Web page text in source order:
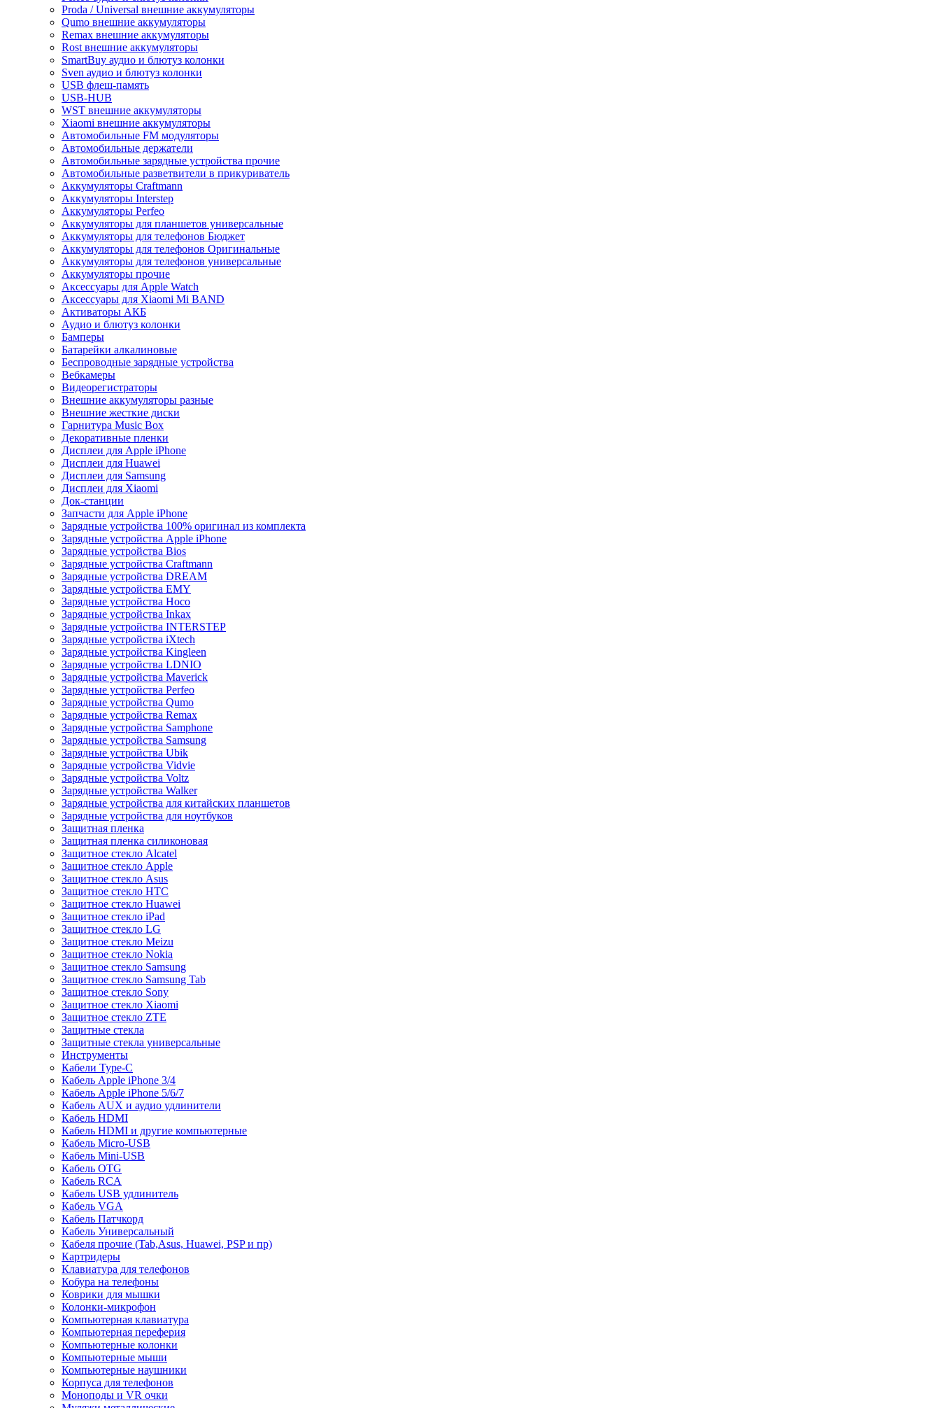
Proda / Universal внешние аккумуляторы
Qumo внешние аккумуляторы
Remax внешние аккумуляторы
Rost внешние аккумуляторы
SmartBuy аудио и блютуз колонки
Sven аудио и блютуз колонки
USB флеш-память
USB-HUB
WST внешние аккумуляторы
Xiaomi внешние аккумуляторы
Автомобильные FM модуляторы
Автомобильные держатели
Автомобильные зарядные устройства прочие
Автомобильные разветвители в прикуриватель
Аккумуляторы Craftmann
Аккумуляторы Interstep
Аккумуляторы Perfeo
Аккумуляторы для планшетов универсальные
Аккумуляторы для телефонов Бюджет
Аккумуляторы для телефонов Оригинальные
Аккумуляторы для телефонов универсальные
Аккумуляторы прочие
Аксессуары для Apple Watch
Аксессуары для Xiaomi Mi BAND
Активаторы АКБ
Аудио и блютуз колонки
Бамперы
Батарейки алкалиновые
Беспроводные зарядные устройства
Вебкамеры
Видеорегистраторы
Внешние аккумуляторы разные
Внешние жесткие диски
Гарнитура Music Box
Декоративные пленки
Дисплеи для Apple iPhone
Дисплеи для Huawei
Дисплеи для Samsung
Дисплеи для Xiaomi
Док-станции
Запчасти для Apple iPhone
Зарядные устройства 100% оригинал из комплекта
Зарядные устройства Apple iPhone
Зарядные устройства Bios
Зарядные устройства Craftmann
Зарядные устройства DREAM
Зарядные устройства EMY
Зарядные устройства Hoco
Зарядные устройства Inkax
Зарядные устройства INTERSTEP
Зарядные устройства iXtech
Зарядные устройства Kingleen
Зарядные устройства LDNIO
Зарядные устройства Maverick
Зарядные устройства Perfeo
Зарядные устройства Qumo
Зарядные устройства Remax
Зарядные устройства Samphone
Зарядные устройства Samsung
Зарядные устройства Ubik
Зарядные устройства Vidvie
Зарядные устройства Voltz
Зарядные устройства Walker
Зарядные устройства для китайских планшетов
Зарядные устройства для ноутбуков
Защитная пленка
Защитная пленка силиконовая
Защитное стекло Alcatel
Защитное стекло Apple
Защитное стекло Asus
Защитное стекло HTC
Защитное стекло Huawei
Защитное стекло iPad
Защитное стекло LG
Защитное стекло Meizu
Защитное стекло Nokia
Защитное стекло Samsung
Защитное стекло Samsung Tab
Защитное стекло Sony
Защитное стекло Xiaomi
Защитное стекло ZTE
Защитные стекла
Защитные стекла универсальные
Инструменты
Кабели Type-C
Кабель Apple iPhone 3/4
Кабель Apple iPhone 5/6/7
Кабель AUX и аудио удлинители
Кабель HDMI
Кабель HDMI и другие компьютерные
Кабель Micro-USB
Кабель Mini-USB
Кабель OTG
Кабель RCA
Кабель USB удлинитель
Кабель VGA
Кабель Патчкорд
Кабель Универсальный
Кабеля прочие (Tab,Asus, Huawei, PSP и пр)
Картридеры
Клавиатура для телефонов
Кобура на телефоны
Коврики для мышки
Колонки-микрофон
Компьютерная клавиатура
Компьютерная переферия
Компьютерные колонки
Компьютерные мыши
Компьютерные наушники
Корпуса для телефонов
Моноподы и VR очки